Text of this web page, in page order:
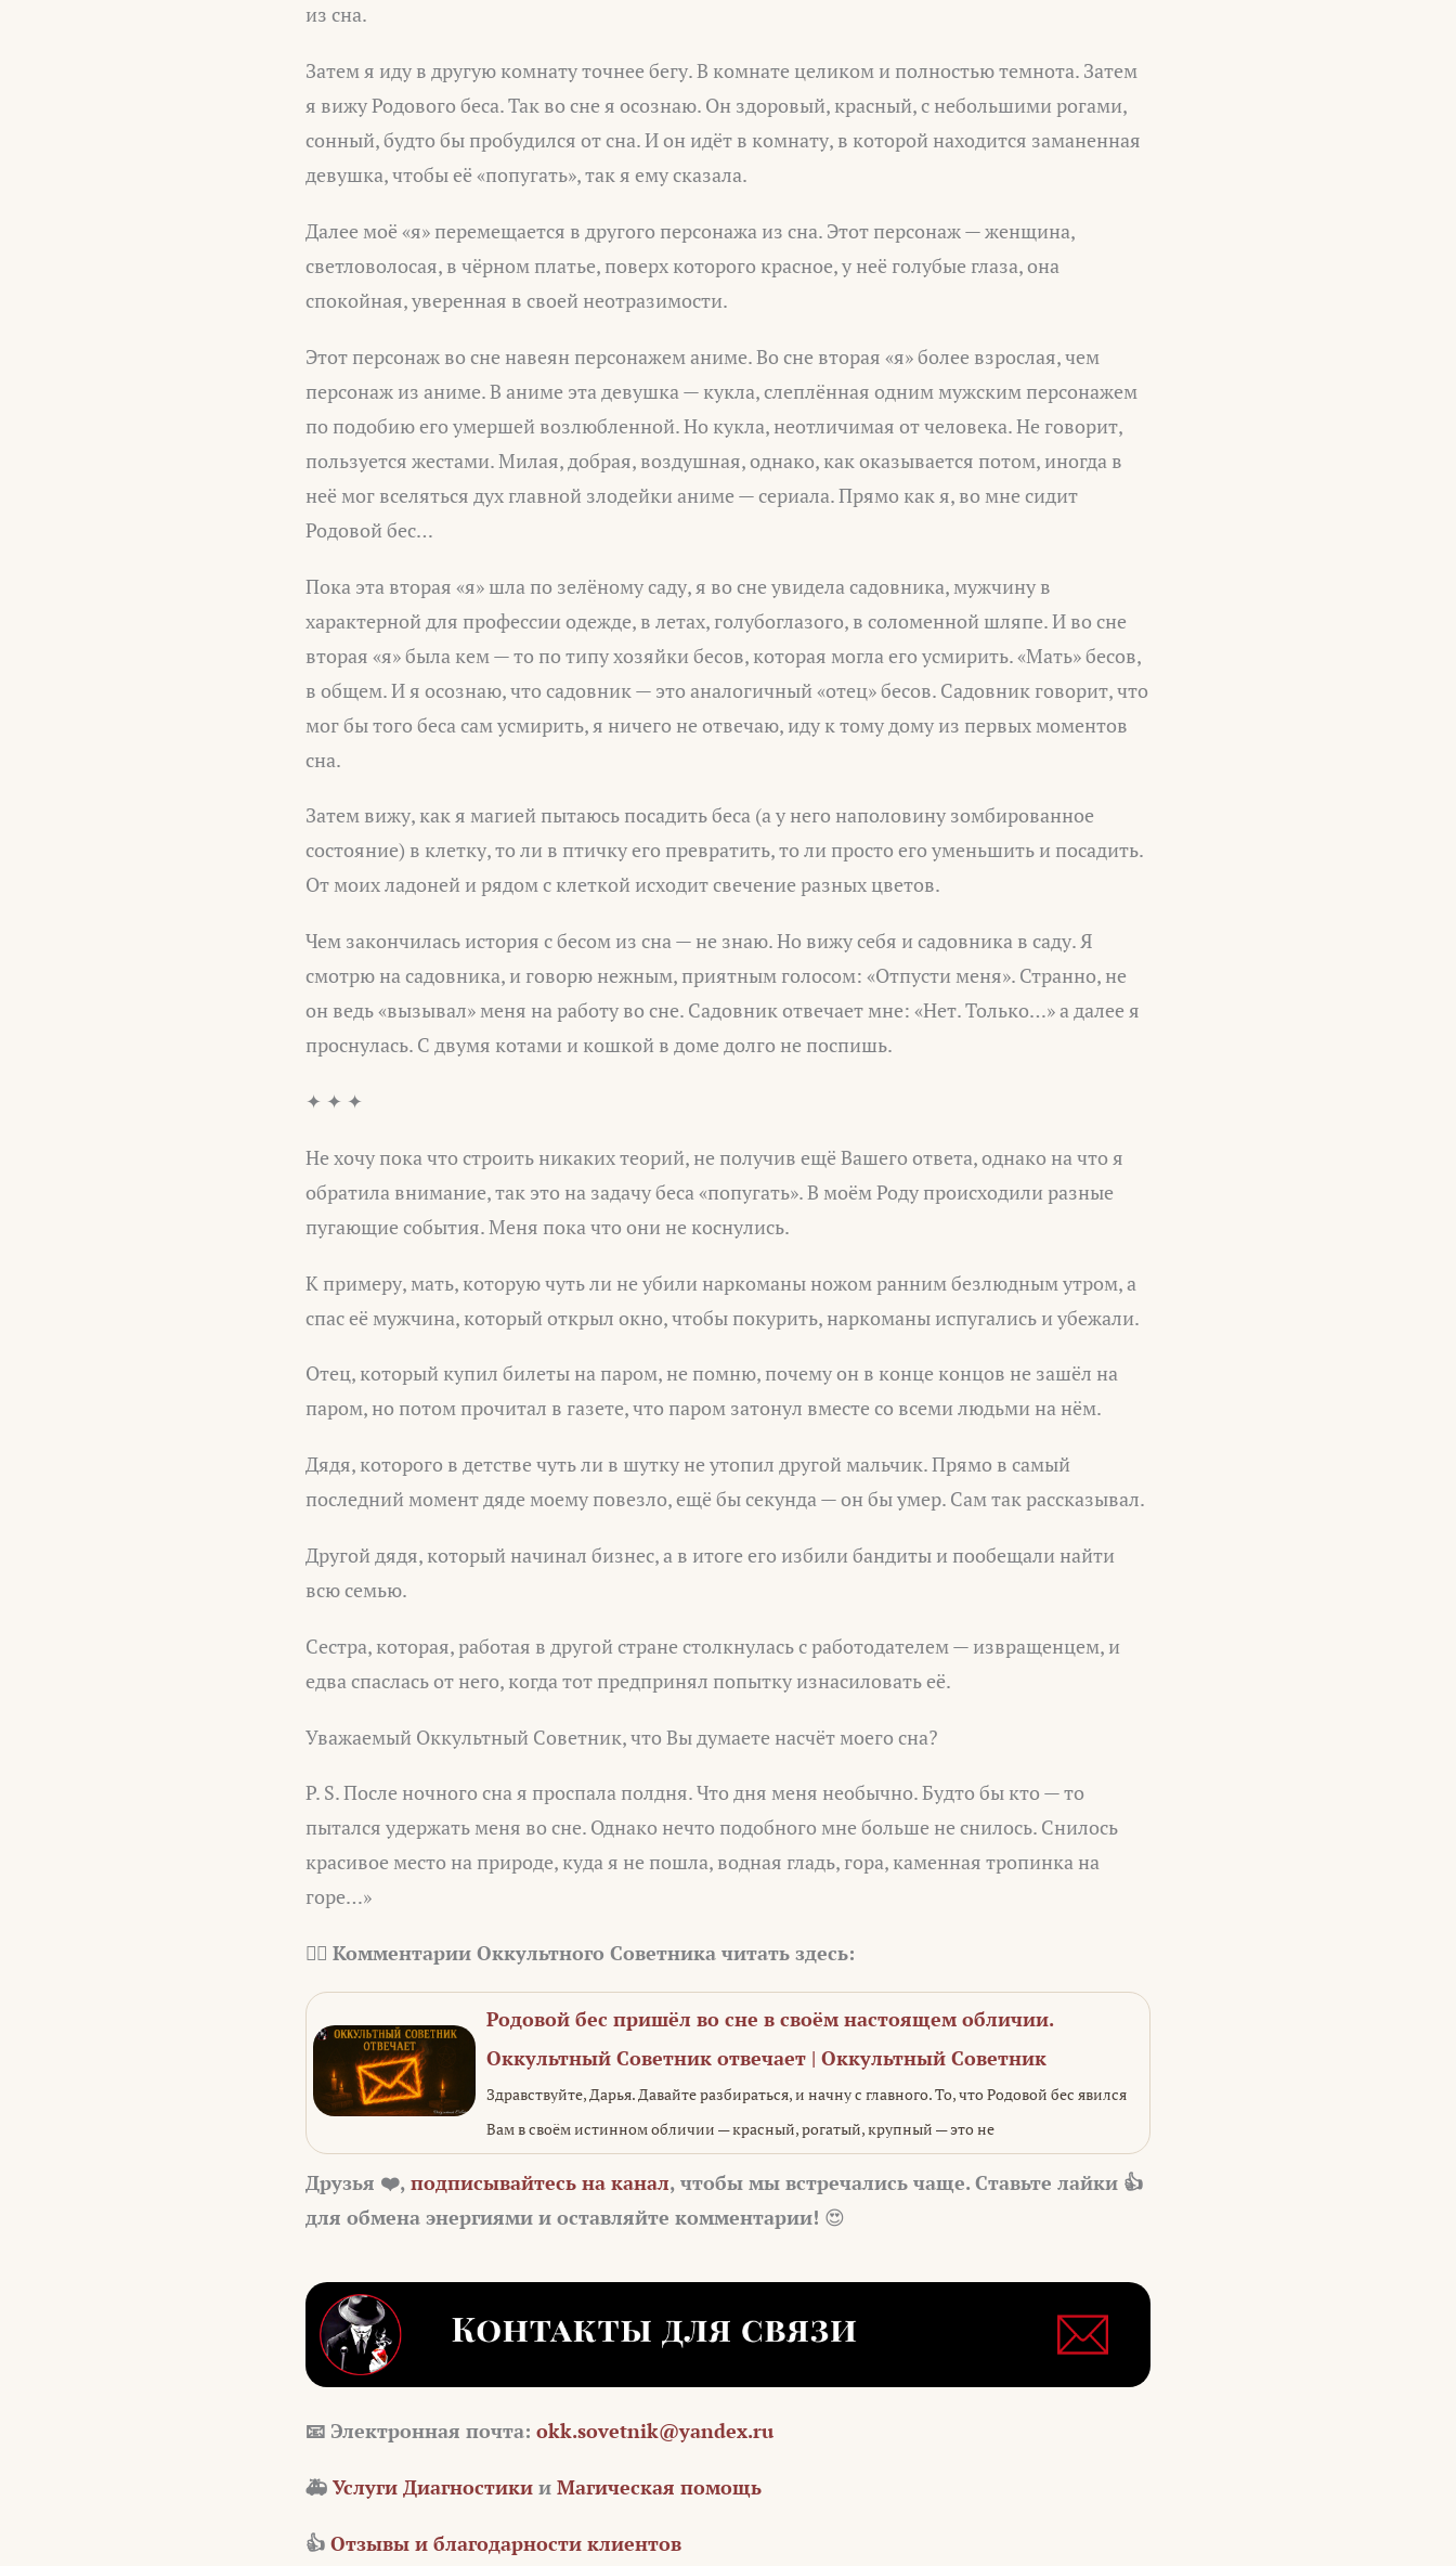
из сна.
Затем я иду в другую комнату точнее бегу. В комнате целиком и полностью темнота. Затем
я вижу Родового беса. Так во сне я осознаю. Он здоровый, красный, с небольшими рогами,
сонный, будто бы пробудился от сна. И он идёт в комнату, в которой находится заманенная
девушка, чтобы её «попугать», так я ему сказала.
Далее моё «я» перемещается в другого персонажа из сна. Этот персонаж — женщина,
светловолосая, в чёрном платье, поверх которого красное, у неё голубые глаза, она
спокойная, уверенная в своей неотразимости.
Этот персонаж во сне навеян персонажем аниме. Во сне вторая «я» более взрослая, чем
персонаж из аниме. В аниме эта девушка — кукла, слеплённая одним мужским персонажем
по подобию его умершей возлюбленной. Но кукла, неотличимая от человека. Не говорит,
пользуется жестами. Милая, добрая, воздушная, однако, как оказывается потом, иногда в
неё мог вселяться дух главной злодейки аниме — сериала. Прямо как я, во мне сидит
Родовой бес…
Пока эта вторая «я» шла по зелёному саду, я во сне увидела садовника, мужчину в
характерной для профессии одежде, в летах, голубоглазого, в соломенной шляпе. И во сне
вторая «я» была кем — то по типу хозяйки бесов, которая могла его усмирить. «Мать» бесов,
в общем. И я осознаю, что садовник — это аналогичный «отец» бесов. Садовник говорит, что
мог бы того беса сам усмирить, я ничего не отвечаю, иду к тому дому из первых моментов
сна.
Затем вижу, как я магией пытаюсь посадить беса (а у него наполовину зомбированное
состояние) в клетку, то ли в птичку его превратить, то ли просто его уменьшить и посадить.
От моих ладоней и рядом с клеткой исходит свечение разных цветов.
Чем закончилась история с бесом из сна — не знаю. Но вижу себя и садовника в саду. Я
смотрю на садовника, и говорю нежным, приятным голосом: «Отпусти меня». Странно, не
он ведь «вызывал» меня на работу во сне. Садовник отвечает мне: «Нет. Только…» а далее я
проснулась. С двумя котами и кошкой в доме долго не поспишь.
✦ ✦ ✦
Не хочу пока что строить никаких теорий, не получив ещё Вашего ответа, однако на что я
обратила внимание, так это на задачу беса «попугать». В моём Роду происходили разные
пугающие события. Меня пока что они не коснулись.
К примеру, мать, которую чуть ли не убили наркоманы ножом ранним безлюдным утром, а
спас её мужчина, который открыл окно, чтобы покурить, наркоманы испугались и убежали.
Отец, который купил билеты на паром, не помню, почему он в конце концов не зашёл на
паром, но потом прочитал в газете, что паром затонул вместе со всеми людьми на нём.
Дядя, которого в детстве чуть ли в шутку не утопил другой мальчик. Прямо в самый
последний момент дяде моему повезло, ещё бы секунда — он бы умер. Сам так рассказывал.
Другой дядя, который начинал бизнес, а в итоге его избили бандиты и пообещали найти
всю семью.
Сестра, которая, работая в другой стране столкнулась с работодателем — извращенцем, и
едва спаслась от него, когда тот предпринял попытку изнасиловать её.
Уважаемый Оккультный Советник, что Вы думаете насчёт моего сна?
P. S. После ночного сна я проспала полдня. Что дня меня необычно. Будто бы кто — то
пытался удержать меня во сне. Однако нечто подобного мне больше не снилось. Снилось
красивое место на природе, куда я не пошла, водная гладь, гора, каменная тропинка на
горе…»
✍🏻 Комментарии Оккультного Советника читать здесь:
Родовой бес пришёл во сне в своём настоящем обличии.
Оккультный Советник отвечает | Оккультный Советник
Здравствуйте, Дарья. Давайте разбираться, и начну с главного. То, что Родовой бес явился
Вам в своём истинном обличии — красный, рогатый, крупный — это не
Друзья ❤️, подписывайтесь на канал, чтобы мы встречались чаще. Ставьте лайки 👍
для обмена энергиями и оставляйте комментарии! 😍
📧 Электронная почта: okk.sovetnik@yandex.ru
🚑 Услуги Диагностики и Магическая помощь
👍 Отзывы и благодарности клиентов